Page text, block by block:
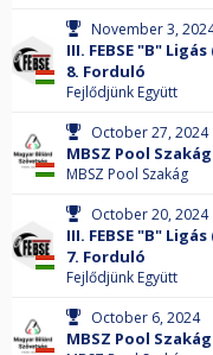
November 3,
III. FEBSE "B"
8. Forduló
Fejlődjünk Együtt
October 27, 2024
MBSZ Pool
MBSZ Pool Szakág
October 20, 2024
III. FEBSE "B"
7. Forduló
Fejlődjünk Együtt
October 6, 2024
MBSZ Pool